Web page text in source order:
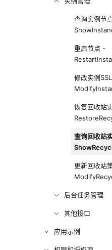
查询实例节
重启节点 -
修改实例
恢复回收站
查询回收站
更新回收站
后台任务管理
其他接口
应用示例